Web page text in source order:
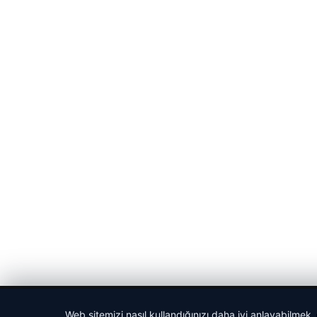
Web sitemizi nasıl kullandığınızı daha iyi